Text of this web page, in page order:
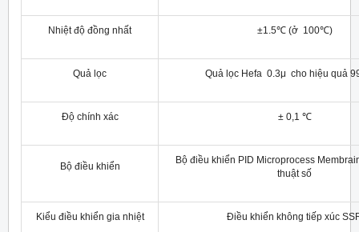
Nhiệt độ đồng nhất ±1.5℃ (ở 100℃)
Quả lọc Quả lọc Hefa 0.3μ cho hiệu quả
Độ chính xác ± 0,1 ℃
Bộ điều khiển
Bộ điều khiển PID Microprocess
thuật số
Kiểu điều khiển gia nhiệt Điều khiển không tiếp xúc